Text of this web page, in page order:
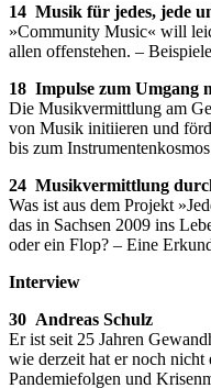
14 Musik für jedes, jede
»Community Music« will
allen offenstehen. –
18 Impulse zum Umgang
Die Musikvermittlung am
von Musik initiieren und
bis zum Instrumentenkosmos
24 Musikvermittlung
Was ist aus dem Projekt
das in Sachsen 2009 ins
oder ein Flop? – Eine
Interview
30 Andreas Schulz
Er ist seit 25 Jahren
wie derzeit hat er noch nicht
Pandemiefolgen und